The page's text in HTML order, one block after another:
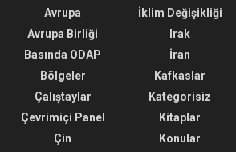
Avrupa
Avrupa Birliği
Basında ODAP
Bölgeler
Çalıştaylar
Çevrimiçi Panel
Çin
İklim Değişikliği
Irak
İran
Kafkaslar
Kategorisiz
Kitaplar
Konular